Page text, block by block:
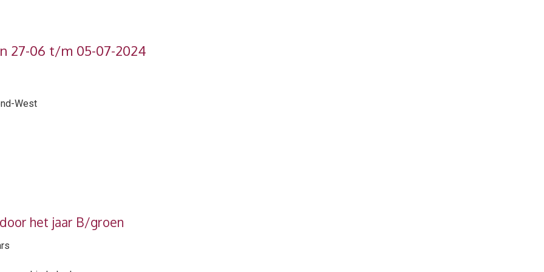
27-06 t/m 05-07-2024
West
het jaar B/groen